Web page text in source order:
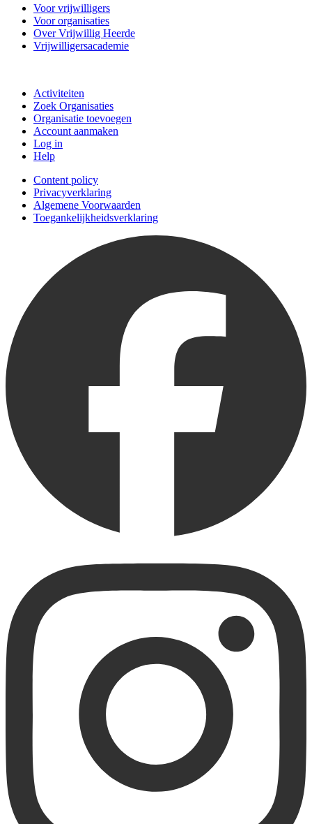
Voor vrijwilligers
Voor organisaties
Over Vrijwillig Heerde
Vrijwilligersacademie
Activiteiten
Zoek Organisaties
Organisatie toevoegen
Account aanmaken
Log in
Help
Content policy
Privacyverklaring
Algemene Voorwaarden
Toegankelijkheidsverklaring